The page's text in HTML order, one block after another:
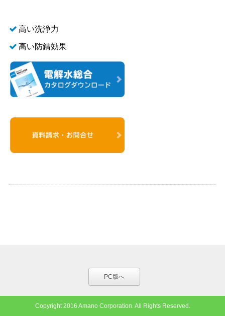
高い洗浄力
高い防錆効果
PC版へ
Copyright 2016 Amano Corporation. All Rights Reserved.